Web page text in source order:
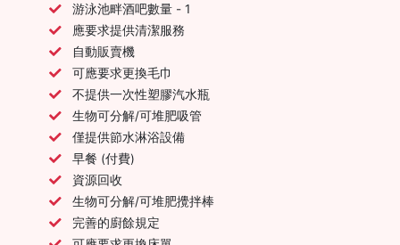
游泳池畔酒吧數量 - 1
應要求提供清潔服務
自動販賣機
可應要求更換毛巾
不提供一次性塑膠汽水瓶
生物可分解/可堆肥吸管
僅提供節水淋浴設備
早餐 (付費)
資源回收
生物可分解/可堆肥攪拌棒
完善的廚餘規定